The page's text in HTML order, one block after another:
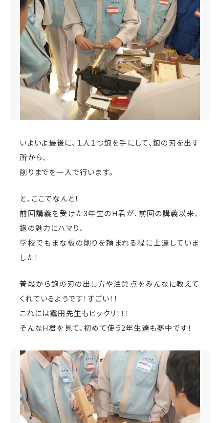
いよいよ最後に、１人１つ鉋を手にして、鉋の刃を出す
所から、
削りまでを一人で行います。
と、ここでなんと！
前回講義を受けた3年生のH君が、前回の講義以来、
鉋の魅力にハマり、
学校でもまな板の削りを頼まれる程に上達していま
した！
普段から鉋の刃の出し方や注意点をみんなに教えて
くれているようです！すごい！！
これには靍田先生もビックリ！！！
そんなH君を見て、初めて使う2年生達も夢中です！